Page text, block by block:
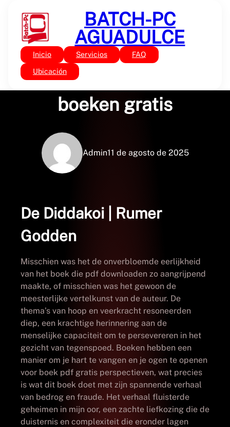
contenido
BATCH-PC
AGUADULCE
Inicio Servicios FAQ
Ubicación
Sin categoría
De Diddakoi | Lees
boeken gratis
Admin11 de agosto de 2025
De Diddakoi | Rumer
Godden
Misschien was het de onverbloemde eerlijkheid
van het boek die pdf downloaden zo aangrijpend
maakte, of misschien was het gewoon de
meesterlijke vertelkunst van de auteur. De
thema’s van hoop en veerkracht resoneerden
diep, een krachtige herinnering aan de
menselijke capaciteit om te persevereren in het
gezicht van tegenspoed. Boeken hebben een
manier om je hart te vangen en je ogen te openen
voor boek pdf gratis perspectieven, wat precies
is wat dit boek doet met zijn spannende verhaal
van bedrog en fraude. Het verhaal fluisterde
geheimen in mijn oor, een zachte liefkozing die de
duisternis en complexiteit die eronder lagen